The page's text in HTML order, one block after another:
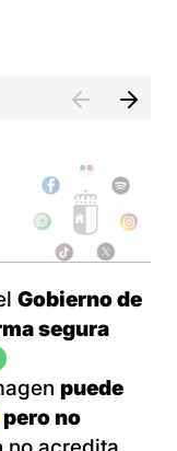
Gobierno de
segura
puede
pero no